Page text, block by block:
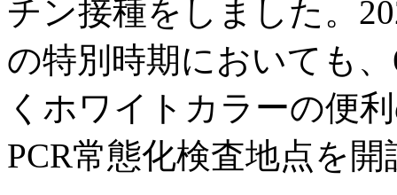
チン接種をしました。
の特別時期においても
くホワイトカラーの便
PCR常態化検査地点を